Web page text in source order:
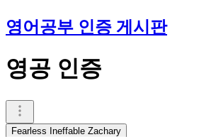
영어공부 인증 게시판
영공 인증
Fearless Ineffable Zachary